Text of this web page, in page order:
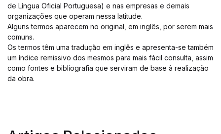
de Língua Oficial Portuguesa) e nas empresas e demais
organizações que operam nessa latitude.
Alguns termos aparecem no original, em inglês, por serem mais
comuns.
Os termos têm uma tradução em inglês e apresenta-se também
um índice remissivo dos mesmos para mais fácil consulta, assim
como fontes e bibliografia que serviram de base à realização
da obra.